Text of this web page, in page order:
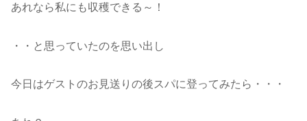
あれなら私にも収穫できる～！
・・と思っていたのを思い出し
今日はゲストのお見送りの後スパに登ってみたら・・・